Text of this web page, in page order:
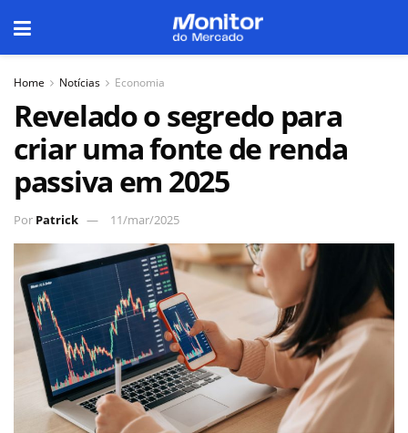
Home Notícias Economia
Revelado o segredo para
criar uma fonte de renda
passiva em 2025
Por Patrick 11/mar/2025